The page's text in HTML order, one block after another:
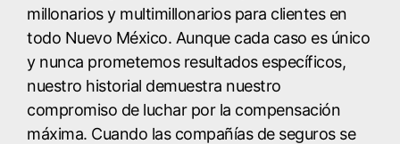
millonarios y multimillonarios para clientes en
todo Nuevo México. Aunque cada caso es único
y nunca prometemos resultados específicos,
nuestro historial demuestra nuestro
compromiso de luchar por la compensación
máxima. Cuando las compañías de seguros se